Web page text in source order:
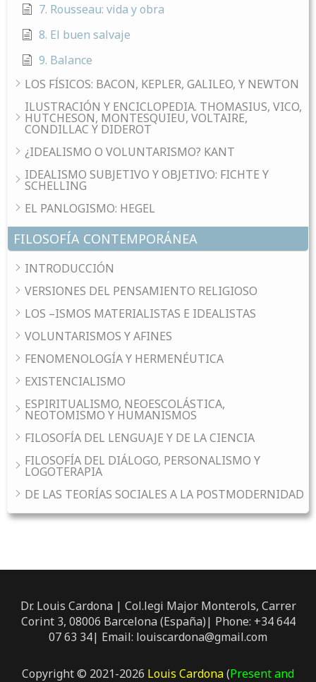
7. Rousseau: vida y obra
8. El buen salvaje
9. Balance
LOS FÍSICOS: BACON, KEPLER, GALILEO, Y NEWTON
ILUSTRACIÓN Y ENCICLOPEDIA. THOMASIUS, VICO,
HUTCHESON, MONTESQUIEU, VOLTAIRE,
CONDILLAC Y DIDEROT
¿IDEALISMO O VOLUNTARISMO? KANT
IDEALISMO SUBJETIVO Y OBJETIVO: FICHTE Y
SCHELLING
EL PANLOGISMO: HEGEL
FILOSOFÍA CONTEMPORÁNEA
INTRODUCCIÓN
VERSIONES DEL PENSAMIENTO RELIGIOSO
LOS –ISMOS MATERIALISTAS E IDEALISTAS
VOLUNTARISMOS Y AFINES
FENOMENOLOGÍA Y HERMENÉUTICA
EXISTENCIALISMO
ESPIRITUALISMO, NEOESCOLÁSTICA,
NEOTOMISMO Y HUMANISMOS
FILOSOFÍA DEL LENGUAJE Y DE LA CIENCIA
FILOSOFÍA DEL DIÁLOGO, PERSONALISMO Y
LOGOTERAPIA
DE LAS TEORÍAS SOCIALES A LA POSTMODERNIDAD
Dr. Louis Cardona | Col.legi Major Monterols, Carrer
Corint 3, 08006 Barcelona (España)| Phone: +34 644
07 63 34| Email: louiscardona@gmail.com
Copyright © 2021-2026 Louis Cardona(Present and